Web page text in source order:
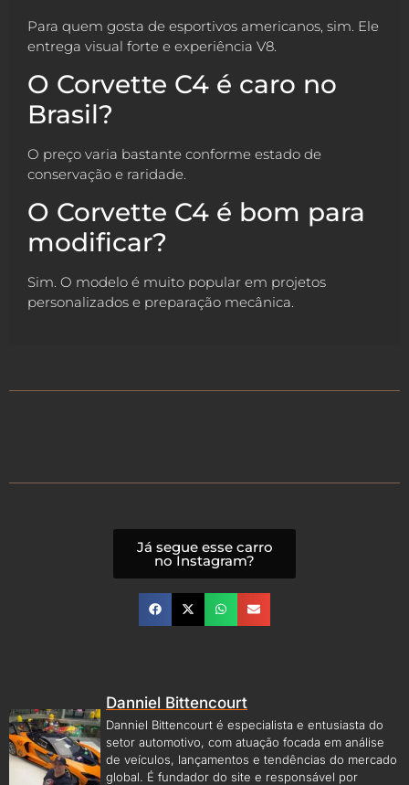
Para quem gosta de esportivos americanos, sim. Ele
entrega visual forte e experiência V8.
O Corvette C4 é caro no
Brasil?
O preço varia bastante conforme estado de
conservação e raridade.
O Corvette C4 é bom para
modificar?
Sim. O modelo é muito popular em projetos
personalizados e preparação mecânica.
Já segue esse carro
no Instagram?
Danniel Bittencourt
Danniel Bittencourt é especialista e entusiasta do
setor automotivo, com atuação focada em análise
de veículos, lançamentos e tendências do mercado
global. É fundador do site e responsável por